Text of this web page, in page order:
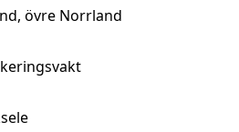
övre Norrland